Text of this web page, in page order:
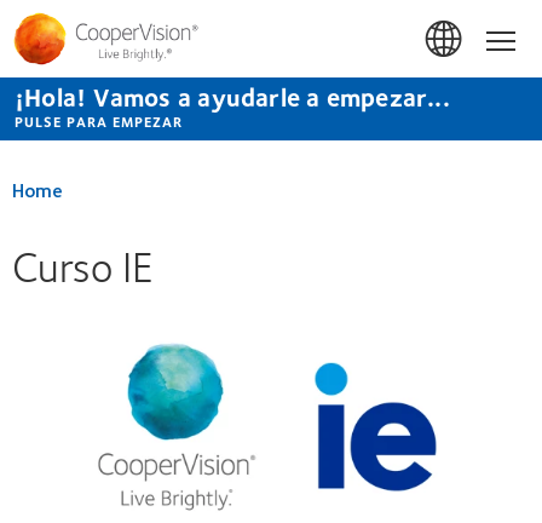
Pasar
contenido
principal
¡Hola! Vamos a ayudarle a empezar...
PULSE PARA EMPEZAR
Home
Curso IE